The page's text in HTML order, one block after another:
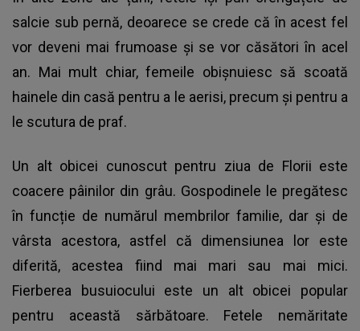
salcie sub pernă, deoarece se crede că în acest fel
vor deveni mai frumoase și se vor căsători în acel
an. Mai mult chiar, femeile obișnuiesc să scoată
hainele din casă pentru a le aerisi, precum și pentru a
le scutura de praf.
Un alt obicei cunoscut pentru ziua de Florii este
coacere pâinilor din grâu. Gospodinele le pregătesc
în funcție de numărul membrilor familie, dar și de
vârsta acestora, astfel că dimensiunea lor este
diferită, acestea fiind mai mari sau mai mici.
Fierberea busuiocului este un alt obicei popular
pentru această sărbătoare. Fetele nemăritate